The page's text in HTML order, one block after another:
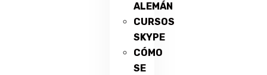
ALEMÁN
CURSOS
SKYPE
CÓMO
SE